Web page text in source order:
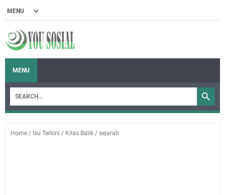
MENU
Home / Isu Terkini / Kilas Balik / sejarah